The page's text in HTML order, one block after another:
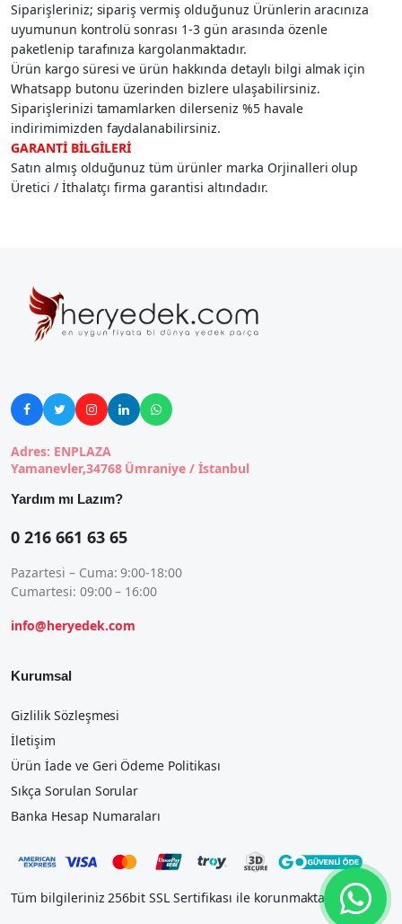
Siparişleriniz; sipariş vermiş olduğunuz Ürünlerin aracınıza
uyumunun kontrolü sonrası 1-3 gün arasında özenle
paketlenip tarafınıza kargolanmaktadır.
Ürün kargo süresi ve ürün hakkında detaylı bilgi almak için
Whatsapp butonu üzerinden bizlere ulaşabilirsiniz.
Siparişlerinizi tamamlarken dilerseniz %5 havale
indirimimizden faydalanabilirsiniz.
GARANTİ BİLGİLERİ
Satın almış olduğunuz tüm ürünler marka Orjinalleri olup
Üretici / İthalatçı firma garantisi altındadır.
    
Adres: ENPLAZA
Yamanevler,34768 Ümraniye / İstanbul
Yardım mı Lazım?
0 216 661 63 65
Pazartesi – Cuma: 9:00-18:00
Cumartesi: 09:00 – 16:00
info@heryedek.com
Kurumsal
Gizlilik Sözleşmesi
İletişim
Ürün İade ve Geri Ödeme Politikası
Sıkça Sorulan Sorular
Banka Hesap Numaraları
Tüm bilgileriniz 256bit SSL Sertifikası ile korunmaktadır.